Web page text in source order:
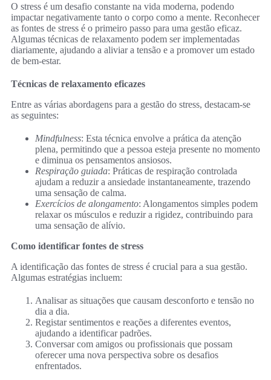
O stress é um desafio constante na vida moderna, podendo
impactar negativamente tanto o corpo como a mente. Reconhecer
as fontes de stress é o primeiro passo para uma gestão eficaz.
Algumas técnicas de relaxamento podem ser implementadas
diariamente, ajudando a aliviar a tensão e a promover um estado
de bem-estar.
Técnicas de relaxamento eficazes
Entre as várias abordagens para a gestão do stress, destacam-se
as seguintes:
Mindfulness: Esta técnica envolve a prática da atenção
plena, permitindo que a pessoa esteja presente no momento
e diminua os pensamentos ansiosos.
Respiração guiada: Práticas de respiração controlada
ajudam a reduzir a ansiedade instantaneamente, trazendo
uma sensação de calma.
Exercícios de alongamento: Alongamentos simples podem
relaxar os músculos e reduzir a rigidez, contribuindo para
uma sensação de alívio.
Como identificar fontes de stress
A identificação das fontes de stress é crucial para a sua gestão.
Algumas estratégias incluem:
Analisar as situações que causam desconforto e tensão no
dia a dia.
Registar sentimentos e reações a diferentes eventos,
ajudando a identificar padrões.
Conversar com amigos ou profissionais que possam
oferecer uma nova perspectiva sobre os desafios
enfrentados.